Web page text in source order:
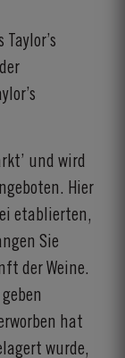
und wird
Hier
etablierten,
Sie
der Weine.
hat
wurde,